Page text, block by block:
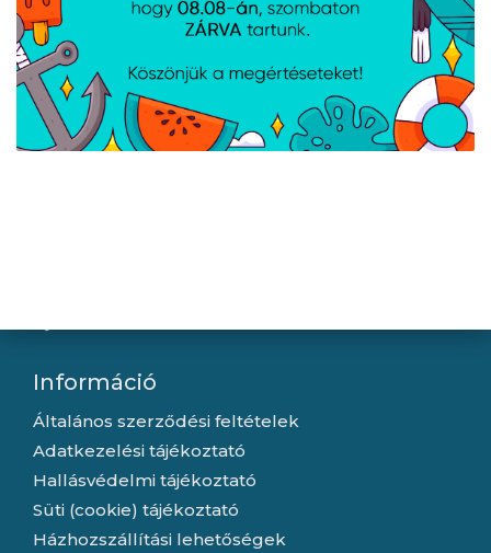
Baseus Osculum Type
Gravity műszerfalra
rögzíthető gravitációs
autós telefontartó,
fekete
Baseus Cafule USB
Type-C, 60W gyorstöltő
fekete/piros
Információ
Általános szerződési feltételek
Adatkezelési tájékoztató
Hallásvédelmi tájékoztató
Süti (cookie) tájékoztató
Házhozszállítási lehetőségek